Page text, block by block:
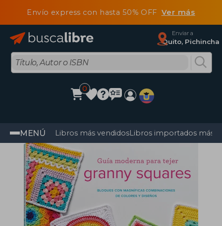
Envío express con hasta 50% OFF Ver más
Enviar a
Quito, Pichincha
0
MENÚ Libros más vendidosLibros importados más